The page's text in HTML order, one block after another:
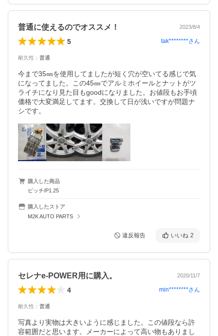
普通に使えるのでオススメ！ 2023/8/4
5 tak********さん
耐久性 ： 普通
今まで35㎜を使用してましたが短く穴が空いてる感じで気
になってました。この45㎜でアルミホイールとナットがツ
ライチになり見た目もgoodになりました。お値段もお手頃
価格で大変満足してます。交換して日が浅いですが問題ナ
シです。
購入した商品
ピッチ/P1.25
購入したストア
M2K AUTO PARTS
違反報告 いいね 2
セレナe-POWER用に購入。 2020/11/7
4 min********さん
耐久性 ： 普通
写真より実物は大きいように感じました。この値段なら許
容範囲だと思います。メーカーによって高い物もありまし